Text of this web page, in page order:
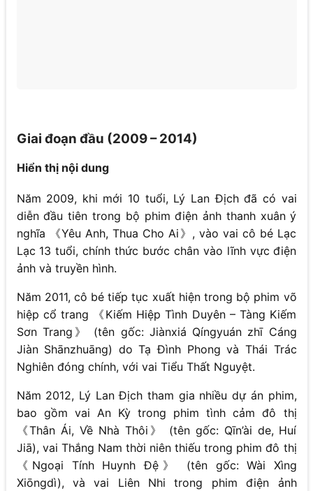
Giai đoạn đầu (2009 – 2014)
Hiển thị nội dung
Năm 2009, khi mới 10 tuổi, Lý Lan Địch đã có vai
diễn đầu tiên trong bộ phim điện ảnh thanh xuân ý
nghĩa 《Yêu Anh, Thua Cho Ai》, vào vai cô bé Lạc
Lạc 13 tuổi, chính thức bước chân vào lĩnh vực điện
ảnh và truyền hình.
Năm 2011, cô bé tiếp tục xuất hiện trong bộ phim võ
hiệp cổ trang 《Kiếm Hiệp Tình Duyên – Tàng Kiếm
Sơn Trang》 (tên gốc: Jiànxiá Qíngyuán zhī Cáng
Jiàn Shānzhuāng) do Tạ Đình Phong và Thái Trác
Nghiên đóng chính, với vai Tiểu Thất Nguyệt.
Năm 2012, Lý Lan Địch tham gia nhiều dự án phim,
bao gồm vai An Kỳ trong phim tình cảm đô thị
《Thân Ái, Về Nhà Thôi》 (tên gốc: Qīn’ài de, Huí
Jiā), vai Thắng Nam thời niên thiếu trong phim đô thị
《Ngoại Tính Huynh Đệ》 (tên gốc: Wài Xìng
Xiōngdì), và vai Liên Nhi trong phim điện ảnh